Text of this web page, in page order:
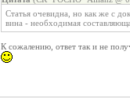
Статья очевидна, но как же с
вина - необходимая
К сожалению, ответ так и не